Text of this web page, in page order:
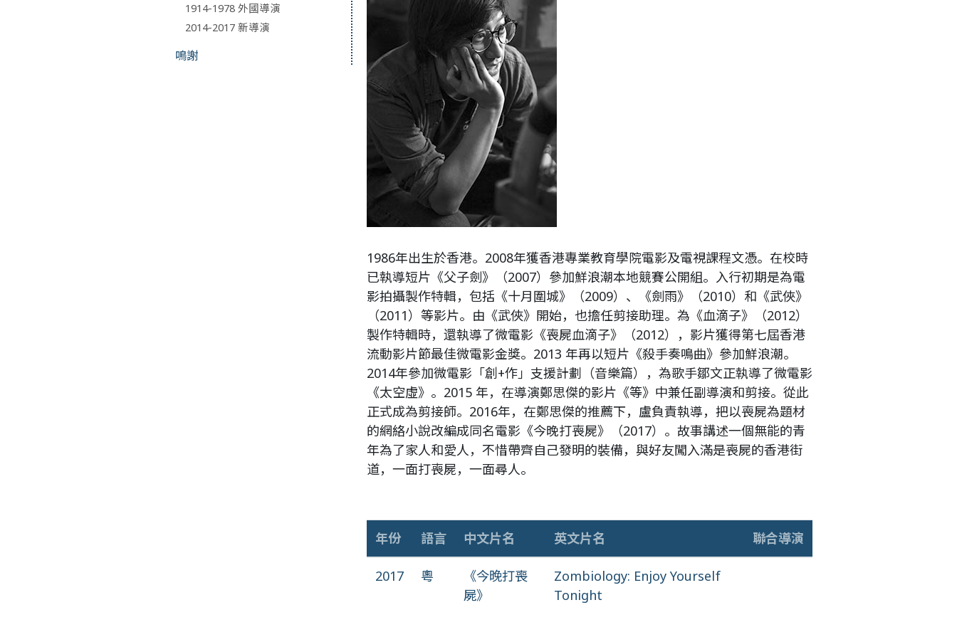
1914-1978 外國導演
2014-2017 新導演
鳴謝
1986年出生於香港。2008年獲香港專業教育學院電影及電視課程文憑。在校時
已執導短片《父子劍》（2007）參加鮮浪潮本地競賽公開組。入行初期是為電
影拍攝製作特輯，包括《十月圍城》（2009）、《劍雨》（2010）和《武俠》
（2011）等影片。由《武俠》開始，也擔任剪接助理。為《血滴子》（2012）
製作特輯時，還執導了微電影《喪屍血滴子》（2012），影片獲得第七屆香港
流動影片節最佳微電影金獎。2013 年再以短片《殺手奏鳴曲》參加鮮浪潮。
2014年參加微電影「創+作」支援計劃（音樂篇），為歌手鄒文正執導了微電影
《太空虛》。2015 年，在導演鄭思傑的影片《等》中兼任副導演和剪接。從此
正式成為剪接師。2016年，在鄭思傑的推薦下，盧負責執導，把以喪屍為題材
的網絡小說改編成同名電影《今晚打喪屍》（2017）。故事講述一個無能的青
年為了家人和愛人，不惜帶齊自己發明的裝備，與好友闖入滿是喪屍的香港街
道，一面打喪屍，一面尋人。
年份 語言 中文片名 英文片名 聯合導演
2017 粵
《今晚打喪
屍》
Zombiology: Enjoy Yourself
Tonight